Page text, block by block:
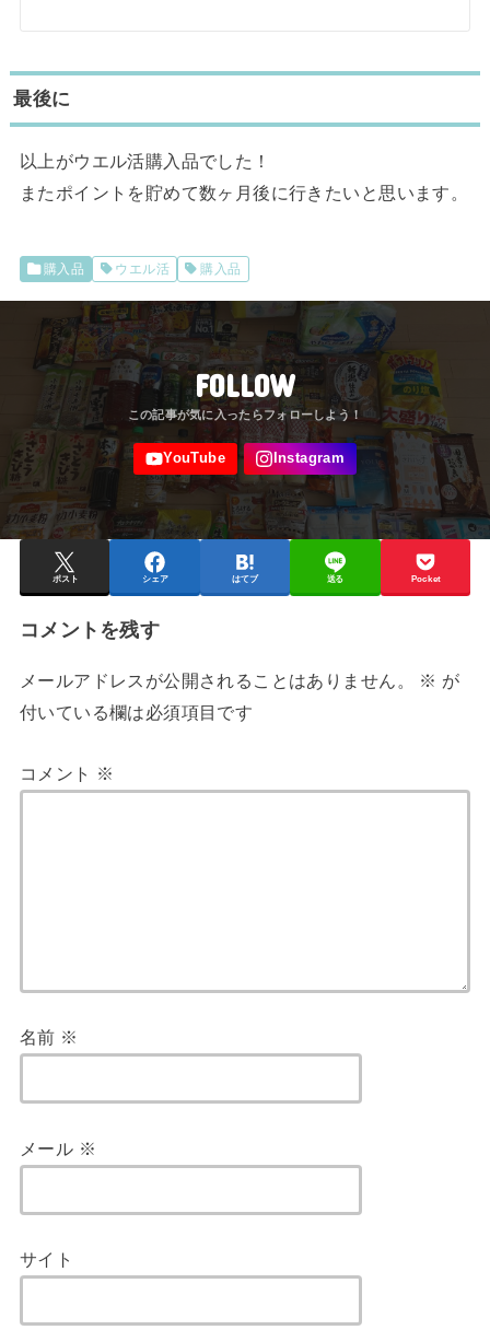
最後に
以上がウエル活購入品でした！
またポイントを貯めて数ヶ月後に行きたいと思います。
購入品 ウエル活 購入品
FOLLOW
ポスト シェア はてブ 送る Pocket
コメントを残す
メールアドレスが公開されることはありません。 ※ が
付いている欄は必須項目です
コメント ※
名前 ※
メール ※
サイト